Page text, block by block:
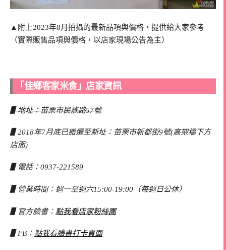
▲附上2023年8月拍攝的最新品項與價格，提供給大家參考
（實際販售品項與價格，以店家現場公告為主）
「佳鄉客家米食」店家資訊
▋地址：苗栗市民族路57號
▋2018年7月底已搬遷至新址：苗栗市新都街9號(高架橋下方
店面)
▋電話：0937-221589
▋營業時間：週一至週六15:00-19:00（每週日公休）
▋官方臉書： 點我看店家粉絲團
▋FB： 點我看臉書打卡頁面